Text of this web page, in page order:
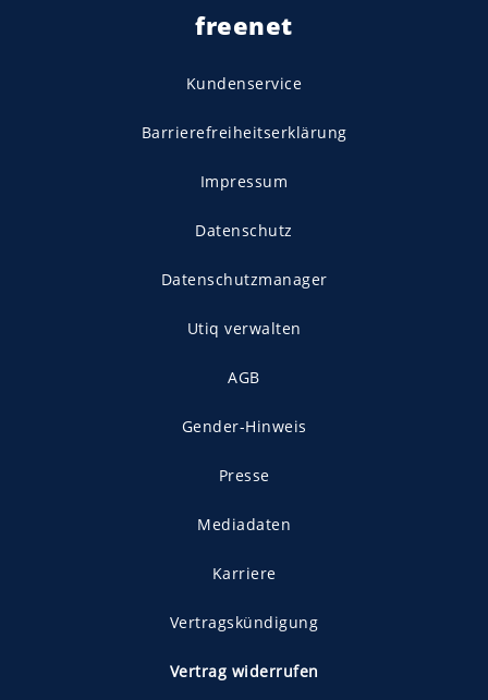
freenet
Kundenservice
Barrierefreiheitserklärung
Impressum
Datenschutz
Datenschutzmanager
Utiq verwalten
AGB
Gender-Hinweis
Presse
Mediadaten
Karriere
Vertragskündigung
Vertrag widerrufen